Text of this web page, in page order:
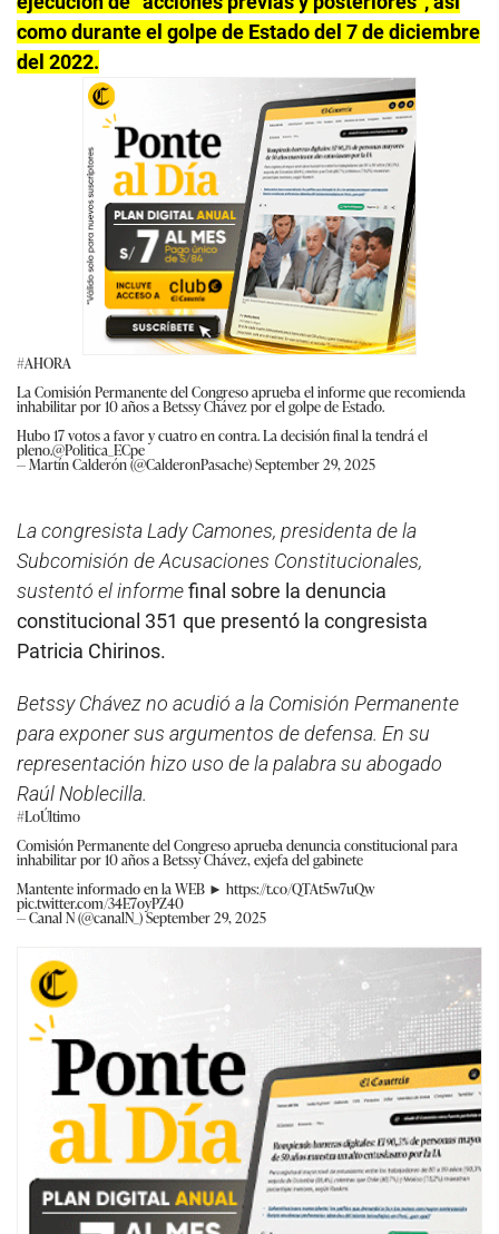
como durante el golpe de Estado del 7 de diciembre
del 2022.
#AHORA
La Comisión Permanente del Congreso aprueba el informe que recomienda
inhabilitar por 10 años a Betssy Chávez por el golpe de Estado.
Hubo 17 votos a favor y cuatro en contra. La decisión final la tendrá el
pleno.@Politica_ECpe
— Martín Calderón (@CalderonPasache)September 29, 2025
La congresista Lady Camones, presidenta de la
Subcomisión de Acusaciones Constitucionales,
sustentó el informefinal sobre la denuncia
constitucional 351 que presentó la congresista
Patricia Chirinos.
Betssy Chávez no acudió a la Comisión Permanente
para exponer sus argumentos de defensa. En su
representación hizo uso de la palabra su abogado
Raúl Noblecilla.
#LoÚltimo
Comisión Permanente del Congreso aprueba denuncia constitucional para
inhabilitar por 10 años a Betssy Chávez, exjefa del gabinete
Mantente informado en la WEB ► https://t.co/QTAt5w7uQw
pic.twitter.com/34E7oyPZ40
— Canal N (@canalN_)September 29, 2025